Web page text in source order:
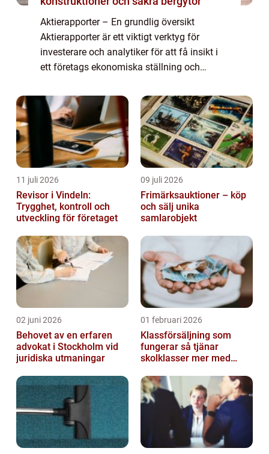
Aktierapporter – En grundlig översikt
Aktierapporter är ett viktigt verktyg för
investerare och analytiker för att få insikt i
ett företags ekonomiska ställning och
analysera och granska aktierapporter få...
11 juli 2026
Revisor i Vindeln:
Trygghet, kontroll och
utveckling för företaget
09 juli 2026
Frimärksauktioner – köp
och sälj unika
samlarobjekt
02 juni 2026
Behovet av en erfaren
advokat i Stockholm vid
juridiska utmaningar
01 februari 2026
Klassförsäljning som
fungerar så tjänar
skolklasser mer med